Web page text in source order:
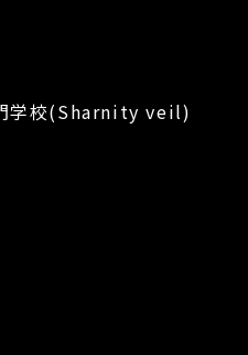
門学校(Sharnity veil)